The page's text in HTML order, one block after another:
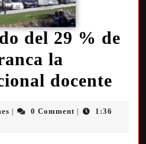
del 29 % de
la
docente
0 Comment
1:36